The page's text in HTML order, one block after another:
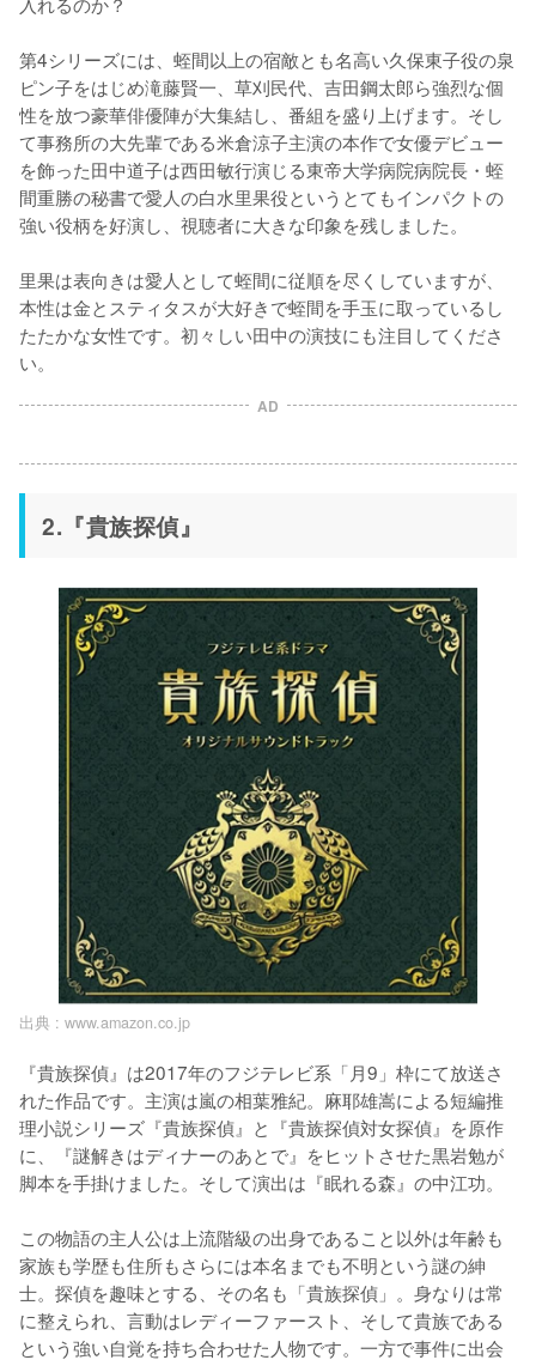
第4シリーズには、蛭間以上の宿敵とも名高い久保東子役の泉
ピン子をはじめ滝藤賢一、草刈民代、吉田鋼太郎ら強烈な個
性を放つ豪華俳優陣が大集結し、番組を盛り上げます。そし
て事務所の大先輩である米倉涼子主演の本作で女優デビュー
を飾った田中道子は西田敏行演じる東帝大学病院病院長・蛭
間重勝の秘書で愛人の白水里果役というとてもインパクトの
強い役柄を好演し、視聴者に大きな印象を残しました。
里果は表向きは愛人として蛭間に従順を尽くしていますが、
本性は金とスティタスが大好きで蛭間を手玉に取っているし
たたかな女性です。初々しい田中の演技にも注目してくださ
い。
AD
2.『貴族探偵』
出典 : www.amazon.co.jp
『貴族探偵』は2017年のフジテレビ系「月9」枠にて放送さ
れた作品です。主演は嵐の相葉雅紀。麻耶雄嵩による短編推
理小説シリーズ『貴族探偵』と『貴族探偵対女探偵』を原作
に、『謎解きはディナーのあとで』をヒットさせた黒岩勉が
脚本を手掛けました。そして演出は『眠れる森』の中江功。
この物語の主人公は上流階級の出身であること以外は年齢も
家族も学歴も住所もさらには本名までも不明という謎の紳
士。探偵を趣味とする、その名も「貴族探偵」。身なりは常
に整えられ、言動はレディーファースト、そして貴族である
という強い自覚を持ち合わせた人物です。一方で事件に出会